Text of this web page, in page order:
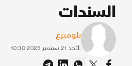
السندات
بلومبرغ
الأحد 21 سبتمبر 2025 10:30